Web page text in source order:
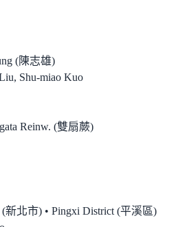
(陳志雄)
Shu-miao Kuo
Reinw. (雙扇蕨)
新北市) • Pingxi District (平溪區)